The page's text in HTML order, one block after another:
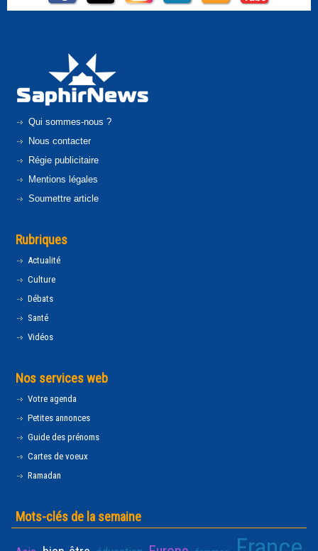
Qui sommes-nous ?
Nous contacter
Régie publicitaire
Mentions légales
Soumettre article
Rubriques
Actualité
Culture
Débats
Santé
Vidéos
Nos services web
Votre agenda
Petites annonces
Guide des prénoms
Cartes de voeux
Ramadan
Mots-clés de la semaine